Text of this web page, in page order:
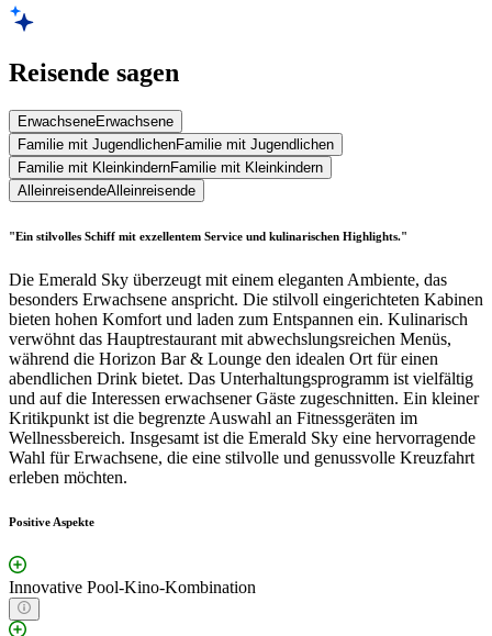
Reisende sagen
ErwachseneErwachsene
Familie mit JugendlichenFamilie mit Jugendlichen
Familie mit KleinkindernFamilie mit Kleinkindern
AlleinreisendeAlleinreisende
"Ein stilvolles Schiff mit exzellentem Service und kulinarischen Highlights."
Die Emerald Sky überzeugt mit einem eleganten Ambiente, das
besonders Erwachsene anspricht. Die stilvoll eingerichteten Kabinen
bieten hohen Komfort und laden zum Entspannen ein. Kulinarisch
verwöhnt das Hauptrestaurant mit abwechslungsreichen Menüs,
während die Horizon Bar & Lounge den idealen Ort für einen
abendlichen Drink bietet. Das Unterhaltungsprogramm ist vielfältig
und auf die Interessen erwachsener Gäste zugeschnitten. Ein kleiner
Kritikpunkt ist die begrenzte Auswahl an Fitnessgeräten im
Wellnessbereich. Insgesamt ist die Emerald Sky eine hervorragende
Wahl für Erwachsene, die eine stilvolle und genussvolle Kreuzfahrt
erleben möchten.
Positive Aspekte
Innovative Pool-Kino-Kombination